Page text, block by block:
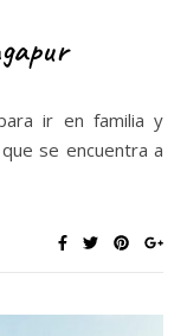
se encuentra a